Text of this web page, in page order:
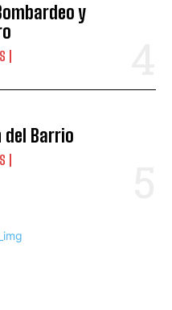
y
del Barrio